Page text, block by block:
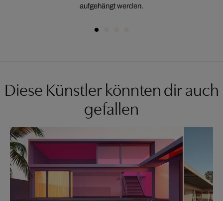
aufgehängt werden.
Diese Künstler könnten dir auch
gefallen